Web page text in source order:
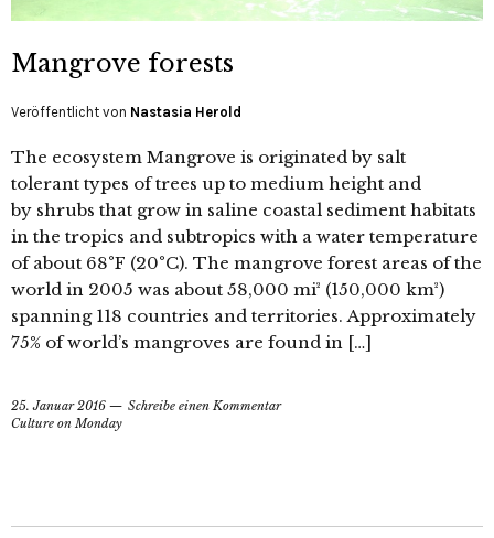
Mangrove forests
Veröffentlicht von Nastasia Herold
The ecosystem Mangrove is originated by salt
tolerant types of trees up to medium height and
by shrubs that grow in saline coastal sediment habitats
in the tropics and subtropics with a water temperature
of about 68°F (20°C). The mangrove forest areas of the
world in 2005 was about 58,000 mi² (150,000 km²)
spanning 118 countries and territories. Approximately
75% of world’s mangroves are found in […]
25. Januar 2016
Schreibe einen Kommentar
Culture on Monday